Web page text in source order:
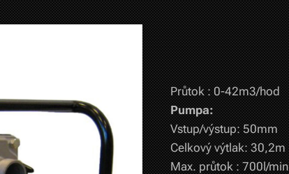
Průtok : 0-42m3/hod
Pumpa:
Vstup/výstup: 50mm
Celkový výtlak: 30,2m
Max. průtok : 700l/min